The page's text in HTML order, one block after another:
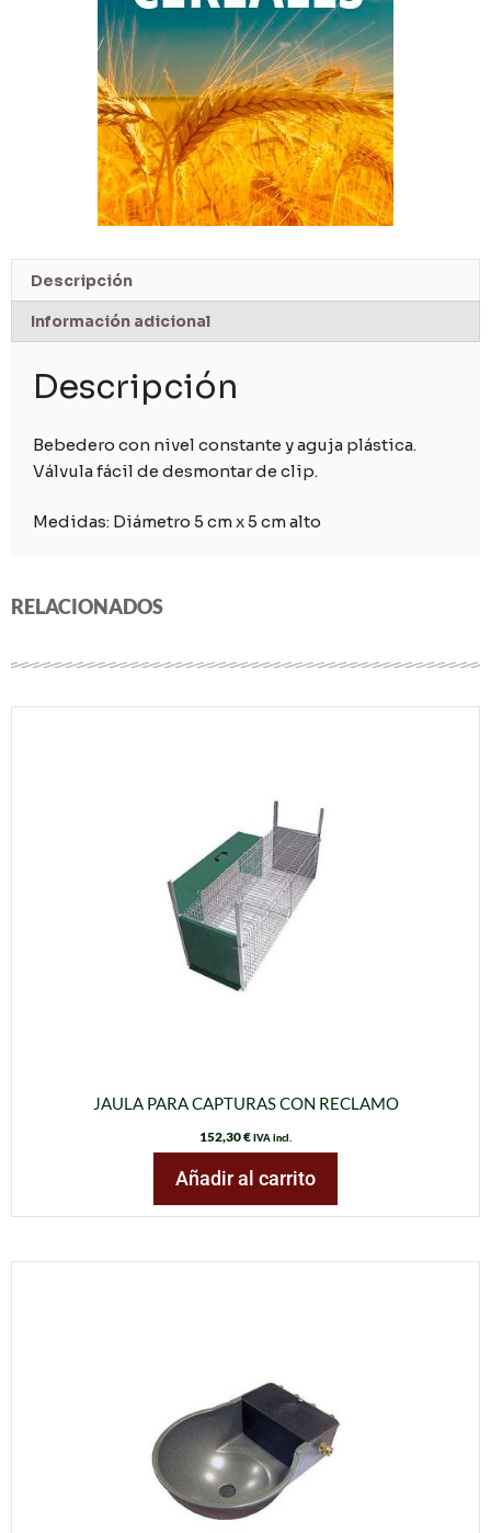
Descripción
Información adicional
Descripción
Bebedero con nivel constante y aguja plástica.
Válvula fácil de desmontar de clip.
Medidas: Diámetro 5 cm x 5 cm alto
RELACIONADOS
JAULA PARA CAPTURAS CON RECLAMO
152,30€IVA incl.
Añadir al carrito